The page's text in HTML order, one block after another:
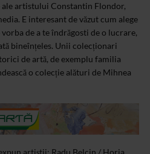
artistului Constantin Flondor,
E interesant de văzut cum alege
de a te îndrăgosti de o lucrare,
bineînțeles. Unii colecționari
de artă, de exemplu familia
o colecție alături de Mihnea
artiștii: Radu Belcin / Horia